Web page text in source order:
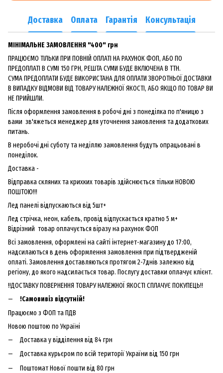
Доставка Оплата Гарантія Консультація
МІНІМАЛЬНЕ ЗАМОВЛЕННЯ "400" грн
ПРАЦЮЄМО ТІЛЬКИ ПРИ ПОВНІЙ ОПЛАТІ НА РАХУНОК ФОП, АБО ПО
ПРЕДОПЛАТІ В СУМІ 150 ГРН, РЕШТА СУМИ БУДЕ ВКЛЮЧЕНА В ТТН.
СУМА ПРЕДОПЛАТИ БУДЕ ВИКОРИСТАНА ДЛЯ ОПЛАТИ ЗВОРОТНЬОЇ ДОСТАВКИ
В ВИПАДКУ ВІДМОВИ ВІД ТОВАРУ НАЛЕЖНОЇ ЯКОСТІ, АБО ЯКЩО ПО ТОВАР ВИ
НЕ ПРИЙШЛИ.
Після оформлення замовлення в робочі дні з понеділка по п'яницю з
вами зв'яжеться менеджер для уточнення замовлення та додаткових
питань.
В неробочі дні суботу та неділлю замовлення будуть опрацьовані в
понеділок.
Доставка -
Відправка скляних та крихких товарів здійснюється тільки НОВОЮ
ПОШТОЮ!!!
Лед панелі відпускаються від 5шт+
Лед стрічка, неон, кабель, провід відпускається кратно 5 м+
Відрізний товар оплачується віразу на рахунок ФОП
Всі замовлення, оформлені на сайті інтернет-магазину до 17:00,
надсилаються в день оформлення замовлення при підтвердженій
оплаті. Замовлення доставляються протягом 2-7днів залежно від
регіону, до якого надсилається товар. Послугу доставки оплачує клієнт.
!!ДОСТАВКУ ПОВЕРНЕННЯ ТОВАРУ НАЛЕЖНОЇ ЯКОСТІ СПЛАЧУЄ ПОКУПЕЦЬ!!
!Самовивіз відсутній!
Працюємо з ФОП та ПДВ
Новою поштою по Україні
Доставка у відділення від 84 грн
Доставка курьєром по всій території України від 150 грн
Поштомат Нової пошти від 80 грн